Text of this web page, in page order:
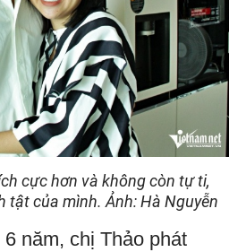
cực hơn và không còn tự ti,
tật của mình. Ảnh: Hà Nguyễn
năm, chị Thảo phát